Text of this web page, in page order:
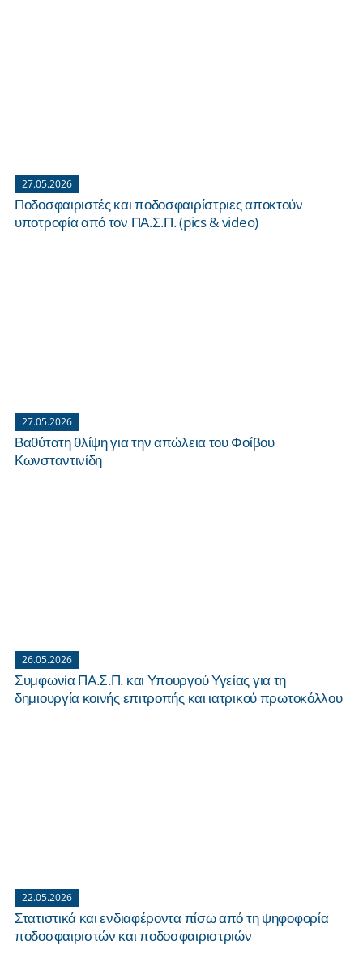
27.05.2026
Ποδοσφαιριστές και ποδοσφαιρίστριες αποκτούν
υποτροφία από τον ΠΑ.Σ.Π. (pics & video)
27.05.2026
Βαθύτατη θλίψη για την απώλεια του Φοίβου
Κωνσταντινίδη
26.05.2026
Συμφωνία ΠΑ.Σ.Π. και Υπουργού Υγείας για τη
δημιουργία κοινής επιτροπής και ιατρικού πρωτοκόλλου
22.05.2026
Στατιστικά και ενδιαφέροντα πίσω από τη ψηφοφορία
ποδοσφαιριστών και ποδοσφαιριστριών